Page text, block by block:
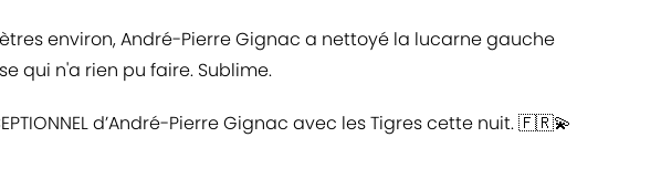
environ, André-Pierre Gignac a nettoyé la lucarne gauche
qui n'a rien pu faire. Sublime.
d’André-Pierre Gignac avec les Tigres cette nuit. 🇫🇷💫